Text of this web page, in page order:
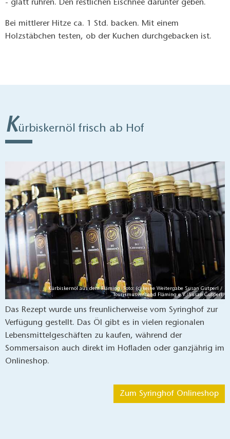
- glatt rühren. Den restlichen Eischnee darunter geben.
Bei mittlerer Hitze ca. 1 Std. backen. Mit einem
Holzstäbchen testen, ob der Kuchen durchgebacken ist.
Kürbiskernöl frisch ab Hof
Kürbiskernöl aus dem Fläming, Foto: (c) keine Weitergabe Susan Gutperl /
Tourismusverband Fläming e.V./Susan Gutperl
Das Rezept wurde uns freunlicherweise vom Syringhof zur
Verfügung gestellt. Das Öl gibt es in vielen regionalen
Lebensmittelgeschäften zu kaufen, während der
Sommersaison auch direkt im Hofladen oder ganzjährig im
Onlineshop.
Zum Syringhof Onlineshop